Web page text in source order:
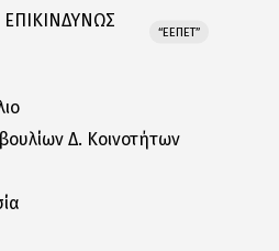
ΕΠΙΚΙΝΔΥΝΩΣ
“ΕΕΠΕΤ”
Δ. Κοινοτήτων